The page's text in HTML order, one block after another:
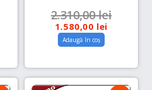
2.310,00lei
1.580,00 lei
Adaugă în coș